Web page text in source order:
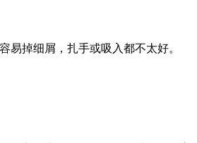
易掉细屑，扎手或吸入都不太好。